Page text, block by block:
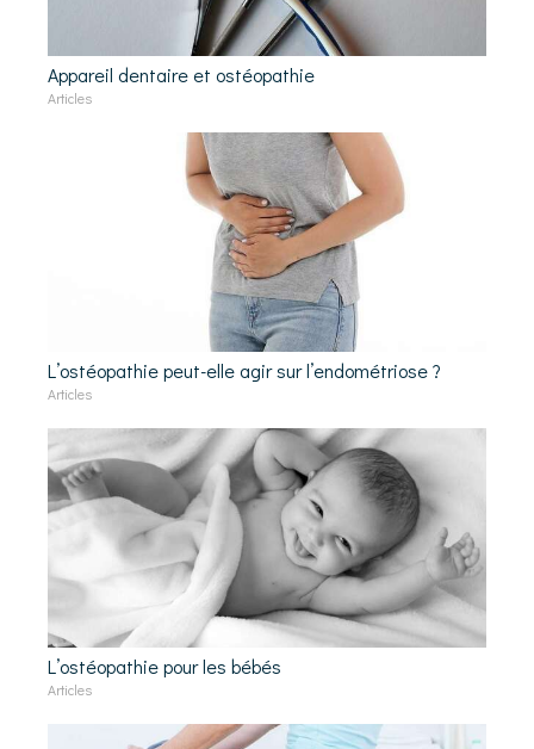
Appareil dentaire et ostéopathie
Articles
L’ostéopathie peut-elle agir sur l’endométriose ?
Articles
L’ostéopathie pour les bébés
Articles